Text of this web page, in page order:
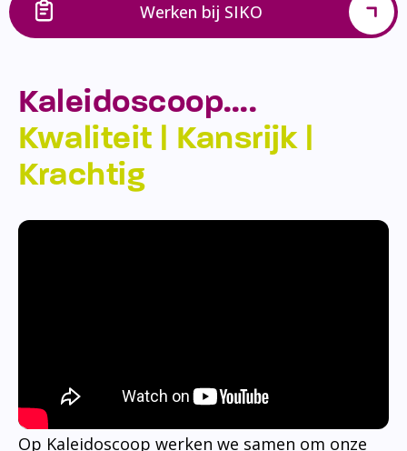
Werken bij SIKO
Kaleidoscoop….
Kwaliteit | Kansrijk |
Krachtig
Op Kaleidoscoop werken we samen om onze